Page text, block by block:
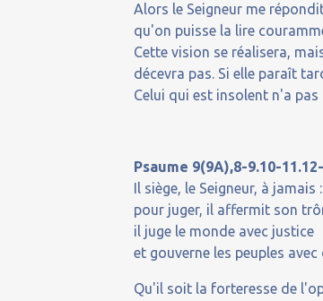
Alors le Seigneur me
qu'on puisse la lire
Cette vision se réalisera,
décevra pas. Si elle paraît
Celui qui est insolent n'a
Psaume 9(9A),8-9.10-
Il siège, le Seigneur, à jamais :
pour juger, il affermit son
il juge le monde avec justice
et gouverne les peuples
Qu'il soit la forteresse de